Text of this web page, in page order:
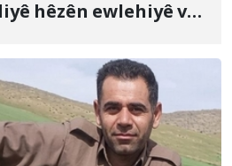
hêzên ewlehiyê ve